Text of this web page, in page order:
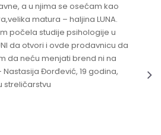
a u njima se osećam kao
matura – haljina LUNA.
počela studije psihologije u
da otvori i ovde prodavnicu da
da neću menjati brend ni na
Đorđević, 19 godina,
streličarstvu